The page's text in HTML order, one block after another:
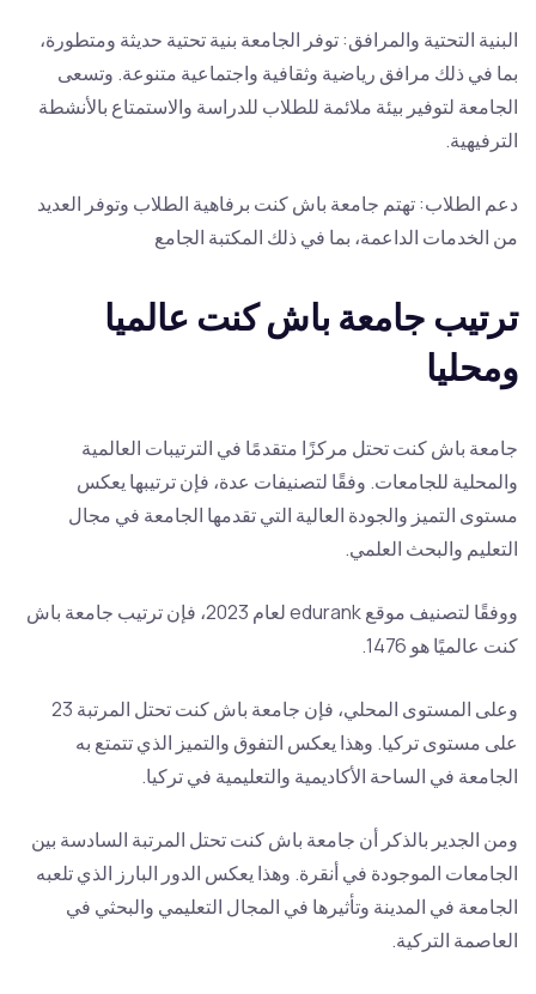
البنية التحتية والمرافق: توفر الجامعة بنية تحتية حديثة ومتطورة،
بما في ذلك مرافق رياضية وثقافية واجتماعية متنوعة. وتسعى
الجامعة لتوفير بيئة ملائمة للطلاب للدراسة والاستمتاع بالأنشطة
الترفيهية.
دعم الطلاب: تهتم جامعة باش كنت برفاهية الطلاب وتوفر العديد
من الخدمات الداعمة، بما في ذلك المكتبة الجامع
ترتيب جامعة باش كنت عالميا
ومحليا
جامعة باش كنت تحتل مركزًا متقدمًا في الترتيبات العالمية
والمحلية للجامعات. وفقًا لتصنيفات عدة، فإن ترتيبها يعكس
مستوى التميز والجودة العالية التي تقدمها الجامعة في مجال
التعليم والبحث العلمي.
ووفقًا لتصنيف موقع edurank لعام 2023، فإن ترتيب جامعة باش
كنت عالميًا هو 1476.
وعلى المستوى المحلي، فإن جامعة باش كنت تحتل المرتبة 23
على مستوى تركيا. وهذا يعكس التفوق والتميز الذي تتمتع به
الجامعة في الساحة الأكاديمية والتعليمية في تركيا.
ومن الجدير بالذكر أن جامعة باش كنت تحتل المرتبة السادسة بين
الجامعات الموجودة في أنقرة. وهذا يعكس الدور البارز الذي تلعبه
الجامعة في المدينة وتأثيرها في المجال التعليمي والبحثي في
العاصمة التركية.